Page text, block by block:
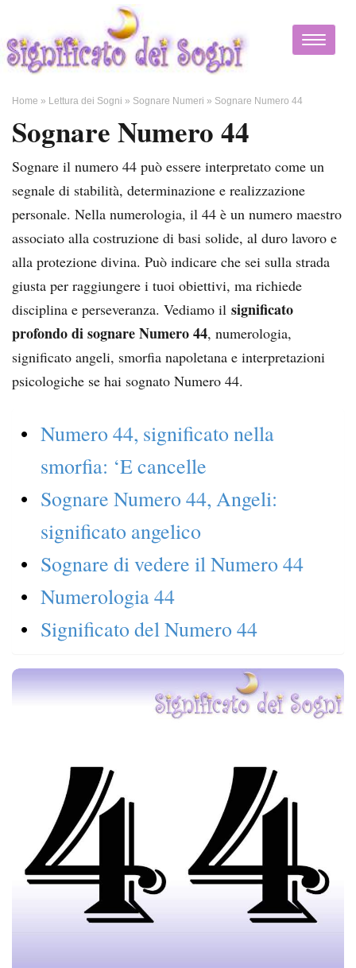
Home » Lettura dei Sogni » Sognare Numeri » Sognare Numero 44
Sognare Numero 44
Sognare il numero 44 può essere interpretato come un
segnale di stabilità, determinazione e realizzazione
personale. Nella numerologia, il 44 è un numero maestro
associato alla costruzione di basi solide, al duro lavoro e
alla protezione divina. Può indicare che sei sulla strada
giusta per raggiungere i tuoi obiettivi, ma richiede
disciplina e perseveranza. Vediamo il significato
profondo di sognare Numero 44, numerologia,
significato angeli, smorfia napoletana e interpretazioni
psicologiche se hai sognato Numero 44.
Numero 44, significato nella
smorfia: ‘E cancelle
Sognare Numero 44, Angeli:
significato angelico
Sognare di vedere il Numero 44
Numerologia 44
Significato del Numero 44